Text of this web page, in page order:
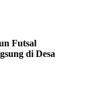
Futsal
di Desa